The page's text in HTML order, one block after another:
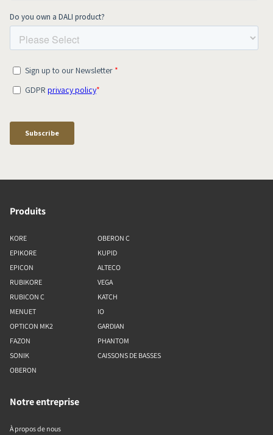
Produits
KORE
EPIKORE
EPICON
RUBIKORE
RUBICON C
MENUET
OPTICON MK2
FAZON
SONIK
OBERON
OBERON C
KUPID
ALTECO
VEGA
KATCH
IO
GARDIAN
PHANTOM
CAISSONS DE BASSES
Notre entreprise
À propos de nous